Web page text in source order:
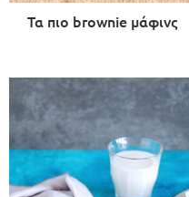
Τα πιο brownie μάφινς